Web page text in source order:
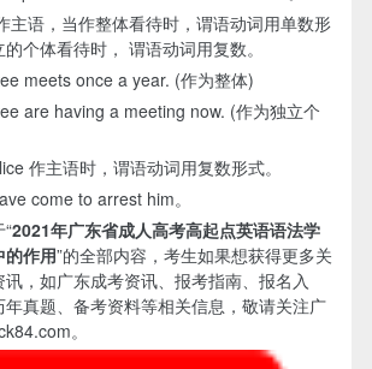
，当作整体看待时，谓语动词用单数形
个体看待时， 谓语动词用复数。
meets once a year. (作为整体)
are having a meeting now. (作为独立个
作主语时，谓语动词用复数形式。
come to arrest him。
2021年广东省成人高考高起点英语语法学
的作用”的全部内容，考生如果想获得更多关
，如广东成考资讯、报考指南、报名入
真题、备考资料等相关信息，敬请关注广
。